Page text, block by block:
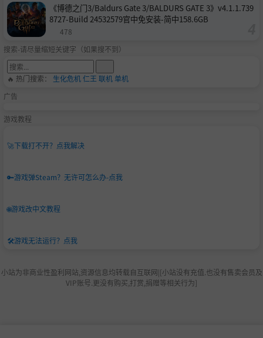
《博德之门3/Baldurs Gate 3/BALDURS GATE 3》v4.1.1.739
8727-Build 24532579官中免安装-简中158.6GB
478
搜索-请尽量缩短关键字（如果搜不到）
🔥 热门搜索： 生化危机仁王联机单机
广告
游戏教程
🚀下载打不开？点我解决
🔑游戏弹Steam？无许可怎么办-点我
🌐游戏改中文教程
🛠️游戏无法运行？点我
小站为非商业性盈利网站,资源信息均转载自互联网|[小站没有充值.也没有售卖会员及
VIP账号.更没有购买,打赏,捐赠等相关行为]